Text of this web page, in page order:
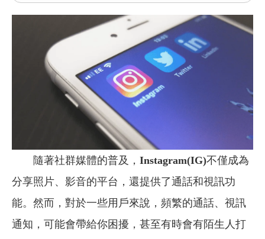
隨著社群媒體的普及， Instagram(IG)不僅成為
分享照片、影音的平台，還提供了通話和視訊功
能。然而，對於一些用戶來說，頻繁的通話、視訊
通知，可能會帶給你困擾，甚至有時會有陌生人打